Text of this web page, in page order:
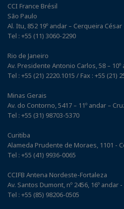
CCI France Brésil
São Paulo
Al. Itu, 852 19º andar – Cerqueira César
Tel : +55 (11) 3060-2290
Rio de Janeiro
Av. Presidente Antonio Carlos, 58 –
Tel : +55 (21) 2220.1015 / Fax : +55 (21)
Minas Gerais
Av. do Contorno, 5417 – 11º andar –
Tel : +55 (31) 98703-5370
Curitiba
Alameda Prudente de Moraes, 1101 -
Tel : +55 (41) 9936-0065
CCIFB Antena Nordeste-Fortaleza
Av. Santos Dumont, nº 2456, 16º andar
Tel : +55 (85) 98206-0505